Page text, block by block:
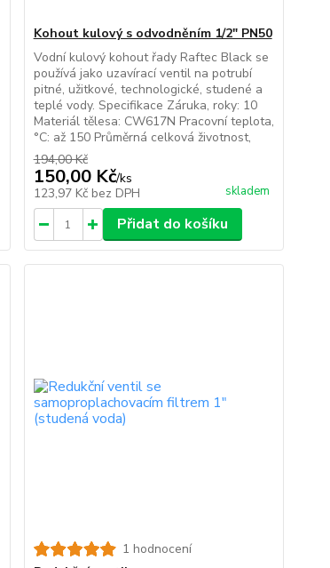
Kohout kulový s odvodněním 1/2" PN50
Vodní kulový kohout řady Raftec Black se
používá jako uzavírací ventil na potrubí
pitné, užitkové, technologické, studené a
teplé vody. Specifikace Záruka, roky: 10
Materiál tělesa: CW617N Pracovní teplota,
°C: až 150 Průměrná celková životnost,
194,00 Kč
150,00 Kč/ks
123,97 Kč bez DPH skladem
Přidat do košíku
1 hodnocení